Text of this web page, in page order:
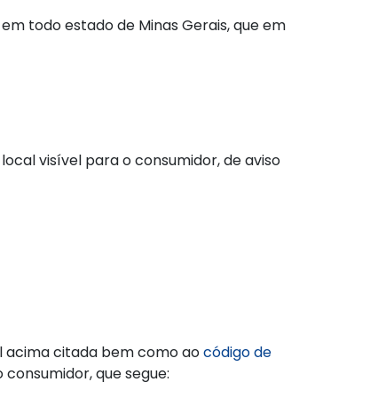
todo estado de Minas Gerais, que em
visível para o consumidor, de aviso
citada bem como aocódigo de
que segue: